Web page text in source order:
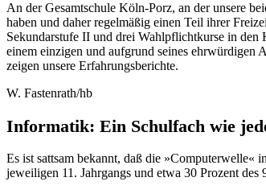
An der Gesamtschule Köln-Porz, an der unsere
haben und daher regelmäßig einen Teil ihrer
Sekundarstufe II und drei Wahlpflichtkurse in
einem einzigen und aufgrund seines ehrwürdigen
zeigen unsere Erfahrungsberichte.
W. Fastenrath/hb
Informatik: Ein Schulfach wie
Es ist sattsam bekannt, daß die »Computerwelle«
jeweiligen 11. Jahrgangs und etwa 30 Prozent